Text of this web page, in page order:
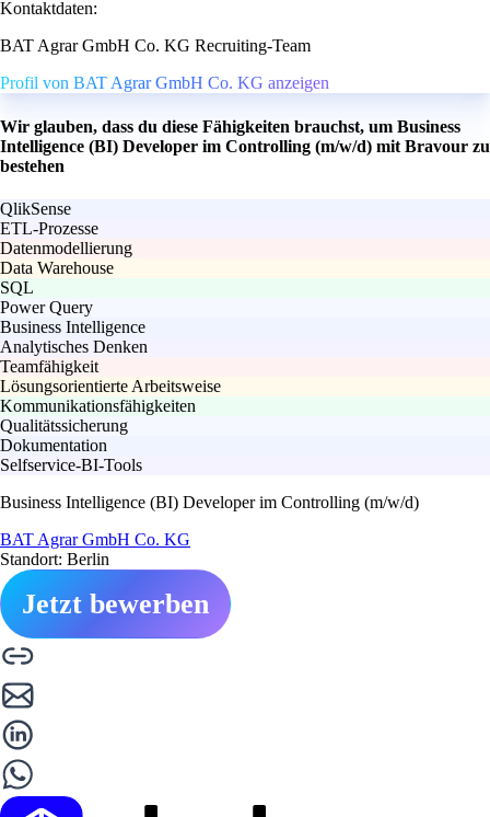
Kontaktdaten:
BAT Agrar GmbH Co. KG Recruiting-Team
Profil von BAT Agrar GmbH Co. KG anzeigen
Wir glauben, dass du diese Fähigkeiten brauchst, um Business
Intelligence (BI) Developer im Controlling (m/w/d) mit Bravour zu
bestehen
QlikSense
ETL-Prozesse
Datenmodellierung
Data Warehouse
SQL
Power Query
Business Intelligence
Analytisches Denken
Teamfähigkeit
Lösungsorientierte Arbeitsweise
Kommunikationsfähigkeiten
Qualitätssicherung
Dokumentation
Selfservice-BI-Tools
Business Intelligence (BI) Developer im Controlling (m/w/d)
BAT Agrar GmbH Co. KG
Standort: Berlin
Jetzt bewerben